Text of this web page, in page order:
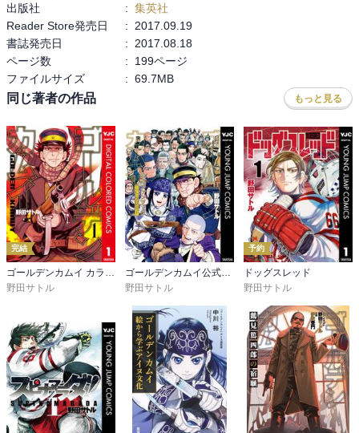
出版社
: 集英社
Reader Store発売日
:
2017.09.19
書誌発売日
:
2017.08.18
ページ数
:
199ページ
ファイルサイズ
: 69.7MB
同じ著者の作品 もっと見る
完結
ゴールデンカムイ カラー版
野田サトル
ゴールデンカムイ公式ファンブック 探究者たちの記録
野田サトル
予約
ドッグスレッド
野田サトル